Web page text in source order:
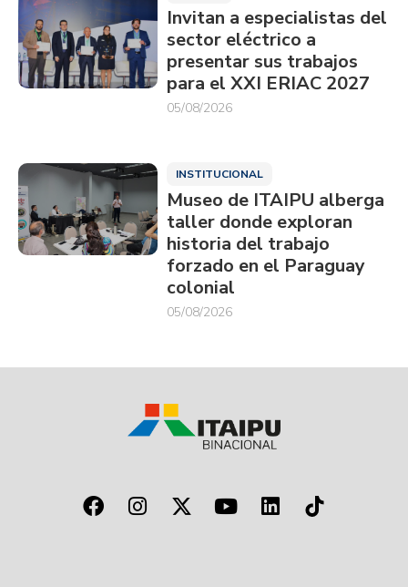
Invitan a especialistas del
sector eléctrico a
presentar sus trabajos
para el XXI ERIAC 2027
05/08/2026
INSTITUCIONAL
Museo de ITAIPU alberga
taller donde exploran
historia del trabajo
forzado en el Paraguay
colonial
05/08/2026